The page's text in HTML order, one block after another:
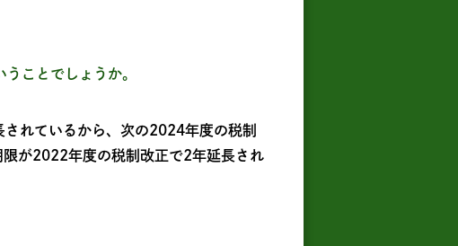
ことでしょうか。
れているから、次の2024年度の税制
が2022年度の税制改正で2年延長され